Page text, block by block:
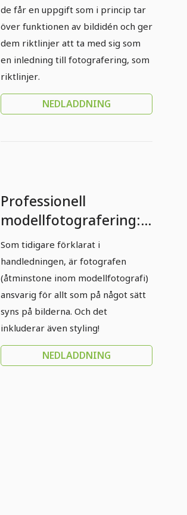
de får en uppgift som i princip tar
över funktionen av bildidén och ger
dem riktlinjer att ta med sig som
en inledning till fotografering, som
riktlinjer.
NEDLADDNING
Professionell
modellfotografering:
Del 7 - Stiltips
Som tidigare förklarat i
handledningen, är fotografen
(åtminstone inom modellfotografi)
ansvarig för allt som på något sätt
syns på bilderna. Och det
inkluderar även styling!
NEDLADDNING